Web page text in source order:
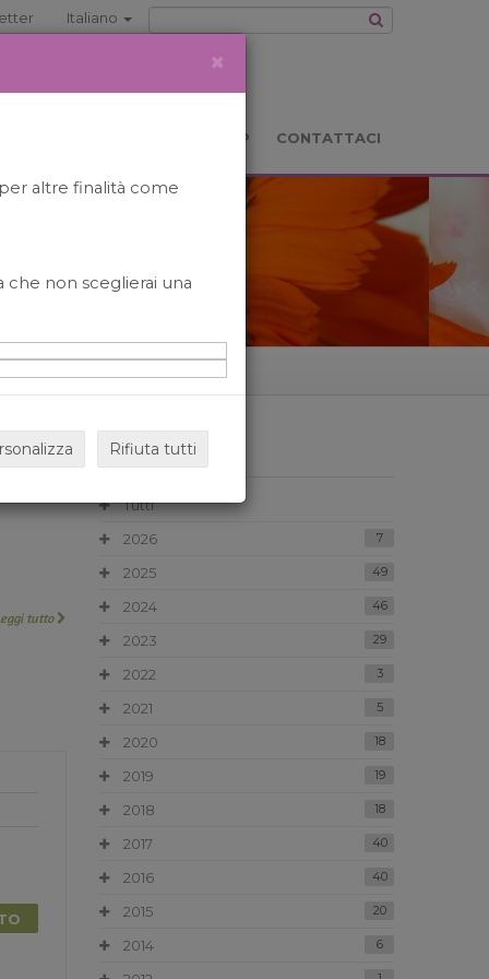
Italiano
BOOKSHOP CONTATTACI
tutto
ARCHIVIO
Tutti
2026
7
2025 49
2024 46
2023 29
2022 3
2021 5
2020 18
2019 19
2018 18
2017 40
2016 40
2015 20
2014 6
×
altre finalità come
non sceglierai una
Rifiuta tutti